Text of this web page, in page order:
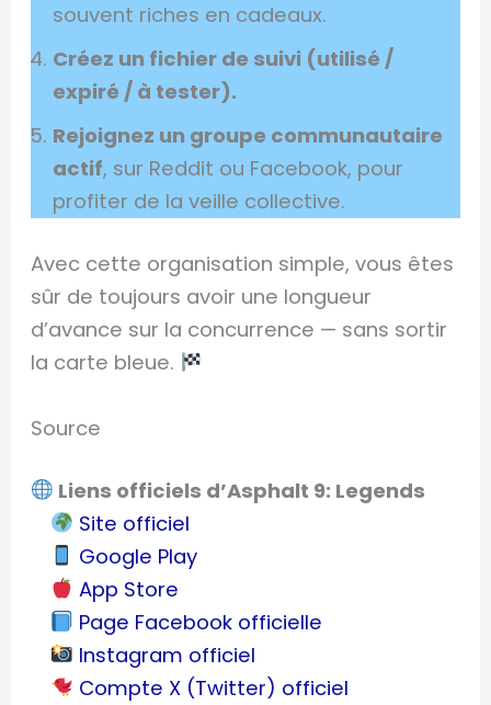
souvent riches en cadeaux.
Créez un fichier de suivi (utilisé /
expiré / à tester).
Rejoignez un groupe communautaire
actif, sur Reddit ou Facebook, pour
profiter de la veille collective.
Avec cette organisation simple, vous êtes
sûr de toujours avoir une longueur
d’avance sur la concurrence — sans sortir
la carte bleue.
Source
Liens officiels d’Asphalt 9: Legends
Site officiel
Google Play
App Store
Page Facebook officielle
Instagram officiel
Compte X (Twitter) officiel